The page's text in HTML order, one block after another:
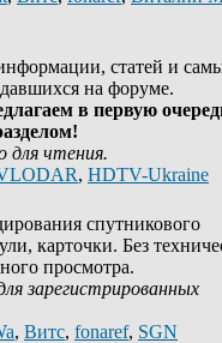
статей и
на форуме.
в первую
для чтения.
, HDTV-Ukraine
спутникового
карточки. Без
просмотра.
зарегистрированных
, Витс, fonaref, SGN